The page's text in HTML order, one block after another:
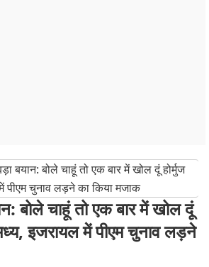
बयान: बोले चाहूं तो एक बार में खोल दूं होर्मुज
चुनाव लड़ने का किया मजाक
बोले चाहूं तो एक बार में खोल दूं
इजरायल में पीएम चुनाव लड़ने